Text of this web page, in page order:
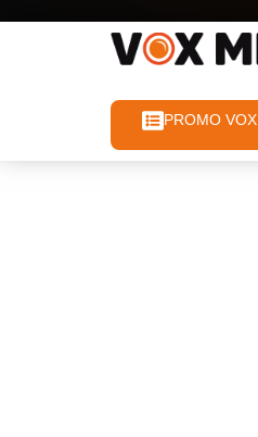
PROMO VOX